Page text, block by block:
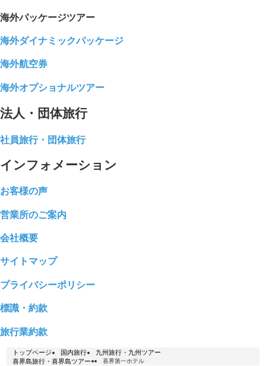
海外パッケージツアー
海外ダイナミックパッケージ
海外航空券
海外オプショナルツアー
法人・団体旅行
社員旅行・団体旅行
インフォメーション
お客様の声
営業所のご案内
会社概要
サイトマップ
プライバシーポリシー
標識・約款
旅行業約款
トップページ 国内旅行
九州旅行・九州ツアー
喜界島旅行・喜界島ツアー
喜界第一ホテル